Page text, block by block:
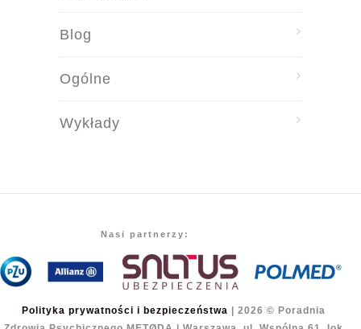
Blog
Ogólne
Wykłady
Nasi partnerzy:
Polityka prywatności i bezpieczeństwa | 2026 © Poradnia